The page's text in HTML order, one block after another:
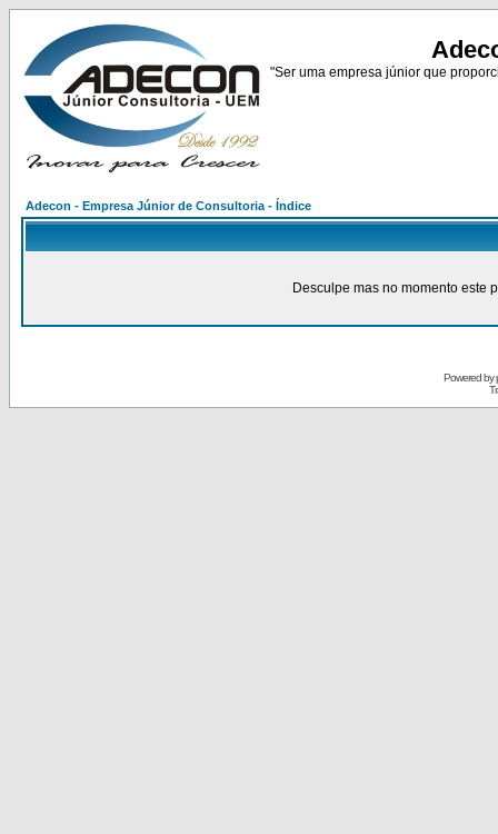
"Ser uma empresa júnior que
Adecon - Empresa Júnior de Consultoria - Índice
Desculpe mas no momento este
Powered by